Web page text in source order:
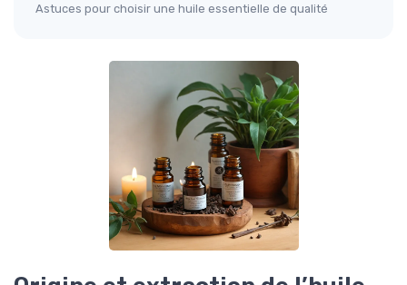
Astuces pour choisir une huile essentielle de qualité